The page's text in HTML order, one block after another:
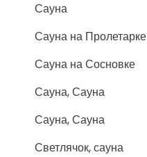
Сауна
Сауна на Пролетарке
Сауна на Сосновке
Сауна, Сауна
Сауна, Сауна
Светлячок, сауна